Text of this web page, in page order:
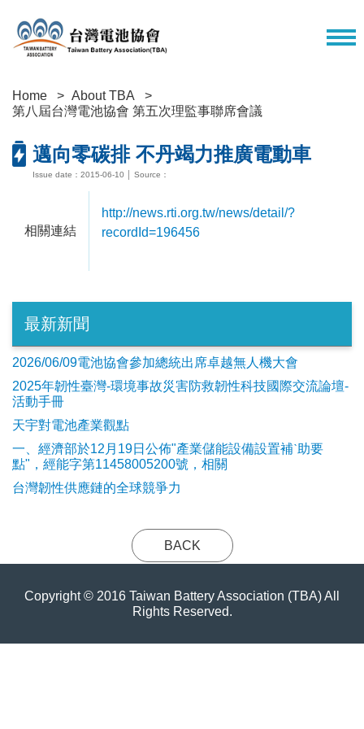
Home
About TBA
第八屆台灣電池協會 第五次理監事聯席會議
邁向零碳排 不丹竭力推廣電動車
Issue date：2015-06-10 │ Source：
相關連結
http://news.rti.org.tw/news/detail/?
recordId=196456
最新新聞
2026/06/09電池協會參加總統出席卓越無人機大會
2025年韌性臺灣-環境事故災害防救韌性科技國際交流論壇-
活動手冊
天宇對電池產業觀點
​一、經濟部於12月19日公佈"產業儲能設備設置補ˋ助要
點"，經能字第11458005200號，相關
台灣韌性供應鏈的全球競爭力
BACK
Copyright © 2016 Taiwan Battery Association (TBA) All
Rights Reserved.